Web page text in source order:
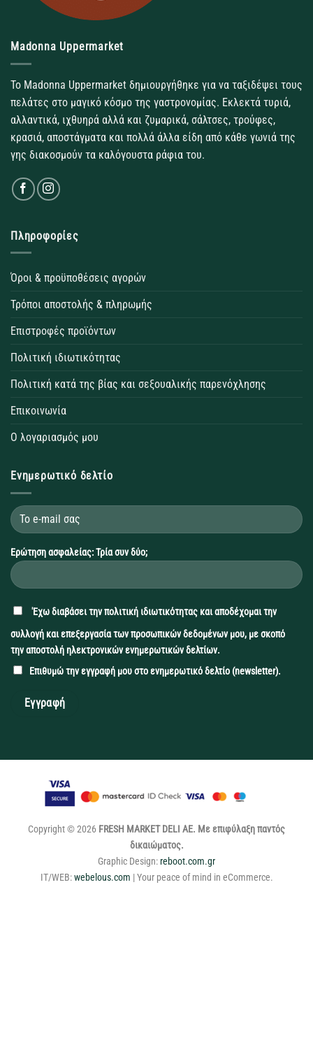
Madonna Uppermarket
Το Madonna Uppermarket δημιουργήθηκε για να ταξιδέψει τους
πελάτες στο μαγικό κόσμο της γαστρονομίας. Εκλεκτά τυριά,
αλλαντικά, ιχθυηρά αλλά και ζυμαρικά, σάλτσες, τρούφες,
κρασιά, αποστάγματα και πολλά άλλα είδη από κάθε γωνιά της
γης διακοσμούν τα καλόγουστα ράφια του.
Πληροφορίες
Όροι & προϋποθέσεις αγορών
Τρόποι αποστολής & πληρωμής
Επιστροφές προϊόντων
Πολιτική ιδιωτικότητας
Πολιτική κατά της βίας και σεξουαλικής παρενόχλησης
Επικοινωνία
Ο λογαριασμός μου
Ενημερωτικό δελτίο
Ερώτηση ασφαλείας: Τρία συν δύο;
'Εχω διαβάσει τηνπολιτική ιδιωτικότητας και αποδέχομαι την
συλλογή και επεξεργασία των προσωπικών δεδομένων μου, με σκοπό
την αποστολή ηλεκτρονικών ενημερωτικών δελτίων.
Επιθυμώ την εγγραφή μου στο ενημερωτικό δελτίο (newsletter).
Copyright © 2026 FRESH MARKET DELI ΑΕ. Με επιφύλαξη παντός
δικαιώματος.
Graphic Design: reboot.com.gr
IT/WEB:webelous.com | Your peace of mind in eCommerce.